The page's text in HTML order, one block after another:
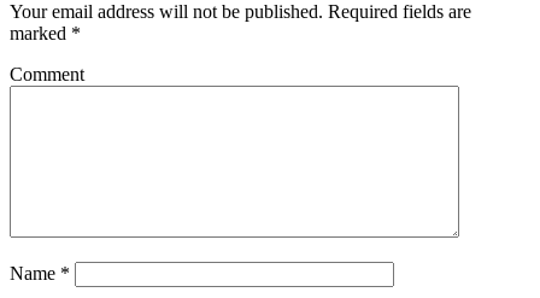
Your email address will not be published. Required fields are
marked *
Comment
Name *